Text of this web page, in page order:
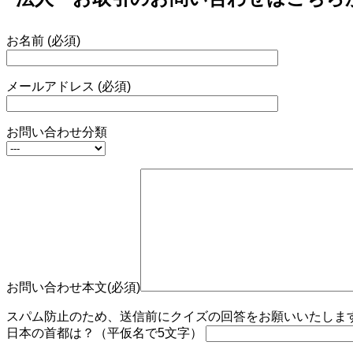
お名前 (必須)
メールアドレス (必須)
お問い合わせ分類
お問い合わせ本文(必須)
スパム防止のため、送信前にクイズの回答をお願いいたしま
日本の首都は？（平仮名で5文字）